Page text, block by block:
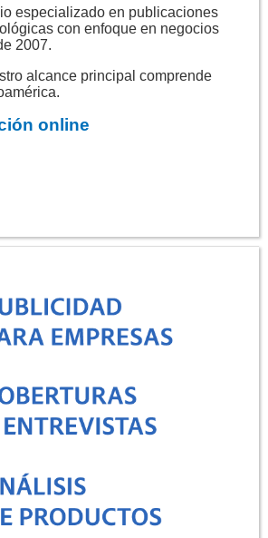
especializado en publicaciones
con enfoque en negocios
2007.
alcance principal comprende
online